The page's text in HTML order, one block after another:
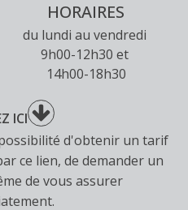
HORAIRES
du lundi au vendredi
9h00-12h30 et
14h00-18h30
ICI
d'obtenir un tarif
ce lien, de demander un
de vous assurer